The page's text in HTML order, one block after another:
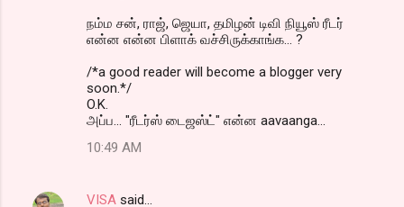
நம்ம சன், ராஜ், ஜெயா, தமிழன் டிவி நியூஸ் ரீடர்
என்ன என்ன பிளாக் வச்சிருக்காங்க... ?
/*a good reader will become a blogger very
soon.*/
O.K.
அப்ப... "ரீடர்ஸ் டைஜஸ்ட்" என்ன aavaanga...
10:49 AM
VISA said…